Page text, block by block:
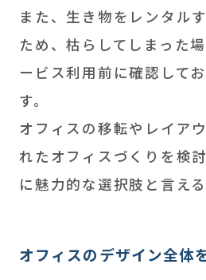
また、生き物をレンタル
ため、枯らしてしまった
ービス利用前に確認して
す。
オフィスの移転やレイア
れたオフィスづくりを検
に魅力的な選択肢と言える
オフィスのデザイン全体